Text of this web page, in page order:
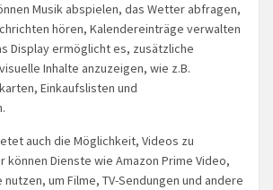
Musik abspielen, das Wetter abfragen,
hören, Kalendereinträge verwalten
Display ermöglicht es, zusätzliche
Inhalte anzuzeigen, wie z.B.
Einkaufslisten und
auch die Möglichkeit, Videos zu
können Dienste wie Amazon Prime Video,
nutzen, um Filme, TV-Sendungen und andere